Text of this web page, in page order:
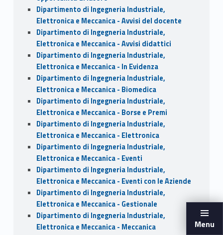
Menu
Dipartimento di Ingegneria Industriale,
Elettronica e Meccanica - Avvisi del docente
Dipartimento di Ingegneria Industriale,
Elettronica e Meccanica - Avvisi didattici
Dipartimento di Ingegneria Industriale,
Elettronica e Meccanica - In Evidenza
Dipartimento di Ingegneria Industriale,
Elettronica e Meccanica - Biomedica
Dipartimento di Ingegneria Industriale,
Elettronica e Meccanica - Borse e Premi
Dipartimento di Ingegneria Industriale,
Elettronica e Meccanica - Elettronica
Dipartimento di Ingegneria Industriale,
Elettronica e Meccanica - Eventi
Dipartimento di Ingegneria Industriale,
Elettronica e Meccanica - Eventi con le Aziende
Dipartimento di Ingegneria Industriale,
Elettronica e Meccanica - Gestionale
Dipartimento di Ingegneria Industriale,
Elettronica e Meccanica - Meccanica